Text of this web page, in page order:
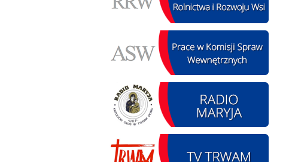
SIERPIEŃ
11
11.08.2026 r. -
Popisanie unowy z
firmą Boenig. Łódź
czytaj więcej
SIERPIEŃ
Oddanie drogi.